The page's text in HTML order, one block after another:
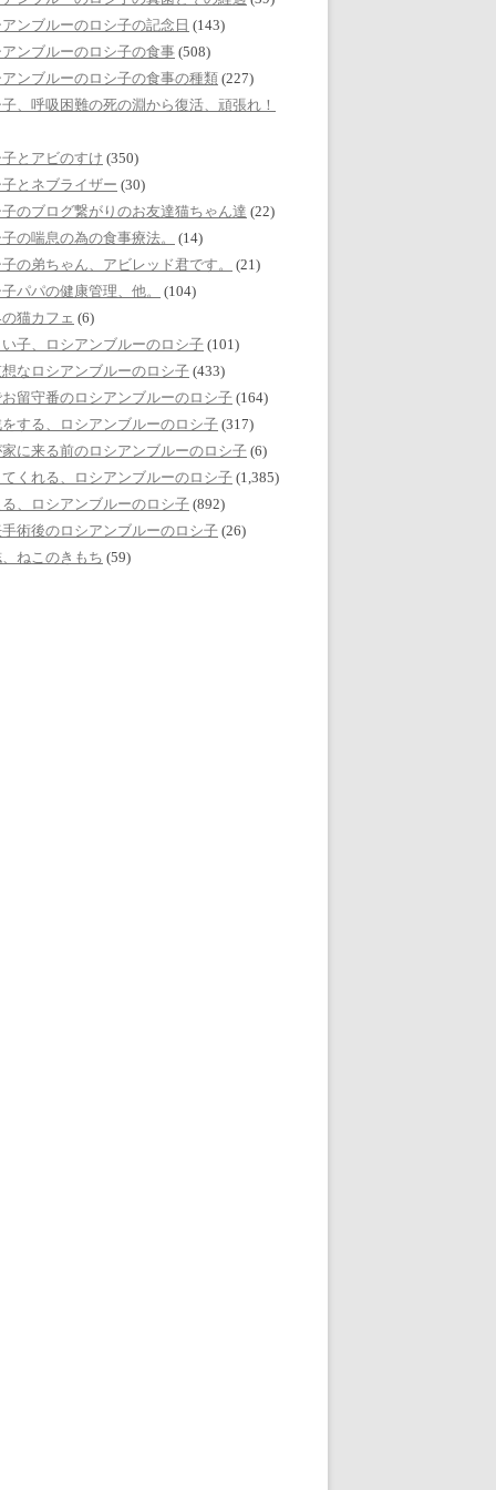
ンブルーのロシ子の記念日 (143)
ンブルーのロシ子の食事 (508)
ンブルーのロシ子の食事の種類 (227)
、呼吸困難の死の淵から復活、頑張れ！
とアビのすけ (350)
とネブライザー (30)
のブログ繋がりのお友達猫ちゃん達 (22)
の喘息の為の食事療法。
(14)
の弟ちゃん、アビレッド君です。
(21)
パパの健康管理、他。
(104)
猫カフェ (6)
子、ロシアンブルーのロシ子 (101)
なロシアンブルーのロシ子 (433)
留守番のロシアンブルーのロシ子 (164)
する、ロシアンブルーのロシ子 (317)
に来る前のロシアンブルーのロシ子 (6)
くれる、ロシアンブルーのロシ子 (1,385)
、ロシアンブルーのロシ子 (892)
術後のロシアンブルーのロシ子 (26)
ねこのきもち (59)